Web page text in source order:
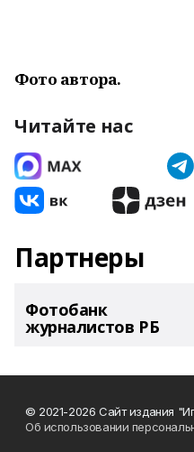
Фото автора.
Читайте нас
Партнеры
Фотобанк
журналистов РБ
© 2021-2026 Сайт издания
Об использовании